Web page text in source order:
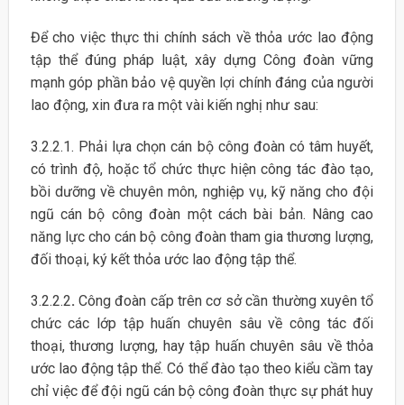
Để cho việc thực thi chính sách về thỏa ước lao động
tập thể đúng pháp luật, xây dựng Công đoàn vững
mạnh góp phần bảo vệ quyền lợi chính đáng của người
lao động, xin đưa ra một vài kiến nghị như sau:
3.2.2.1. Phải lựa chọn cán bộ công đoàn có tâm huyết,
có trình độ, hoặc tổ chức thực hiện công tác đào tạo,
bồi dưỡng về chuyên môn, nghiệp vụ, kỹ năng cho đội
ngũ cán bộ công đoàn một cách bài bản. Nâng cao
năng lực cho cán bộ công đoàn tham gia thương lượng,
đối thoại, ký kết thỏa ước lao động tập thể.
3.2.2.2. Công đoàn cấp trên cơ sở cần thường xuyên tổ
chức các lớp tập huấn chuyên sâu về công tác đối
thoại, thương lượng, hay tập huấn chuyên sâu về thỏa
ước lao động tập thể. Có thể đào tạo theo kiểu cầm tay
chỉ việc để đội ngũ cán bộ công đoàn thực sự phát huy